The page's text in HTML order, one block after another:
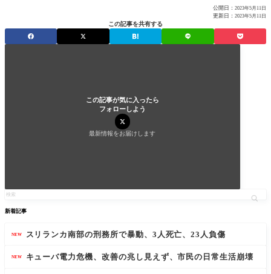
公開日： 2023年5月11日
更新日： 2023年5月11日
この記事を共有する
この記事が気に入ったら
フォローしよう
最新情報をお届けします
新着記事
NEW スリランカ南部の刑務所で暴動、3人死亡、23人負傷
NEW キューバ電力危機、改善の兆し見えず、市民の日常生活崩壊